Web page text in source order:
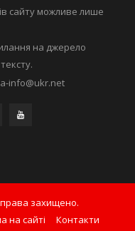
сайту можливе лише
на джерело
info@ukr.net
захищено.
на сайті Контакти